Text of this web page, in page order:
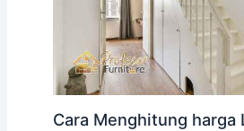
Cara Menghitung harga